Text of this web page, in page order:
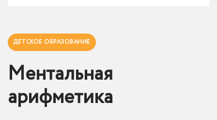
ДЕТСКОЕ ОБРАЗОВАНИЕ
Ментальная
арифметика